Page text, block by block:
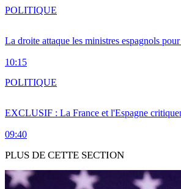
La droite attaque les ministres espagnols
10:15
POLITIQUE
EXCLUSIF : La France et l'Espagne
09:40
POLITIQUE
PLUS DE CETTE SECTION